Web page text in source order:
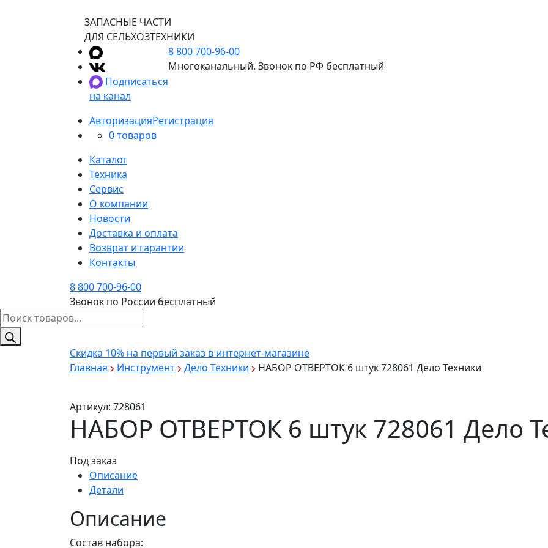
ЗАПАСНЫЕ ЧАСТИ
ДЛЯ СЕЛЬХОЗТЕХНИКИ
Подписаться
на канал
8 800 700-96-00
Многоканальный. Звонок по РФ бесплатный
АвторизацияРегистрация
0 товаров
Каталог
Техника
Сервис
О компании
Новости
Доставка и оплата
Возврат и гарантии
Контакты
8 800 700-96-00
Звонок по России бесплатный
Поиск
товаров
Скидка 10% на первый заказ в интернет-магазине
Главная
Инструмент Дело Техники НАБОР ОТВЕРТОК 6 штук 728061 Дело Техники
Артикул: 728061
НАБОР ОТВЕРТОК 6 штук 728061 Дело
Под заказ
Описание
Детали
Описание
Состав набора: